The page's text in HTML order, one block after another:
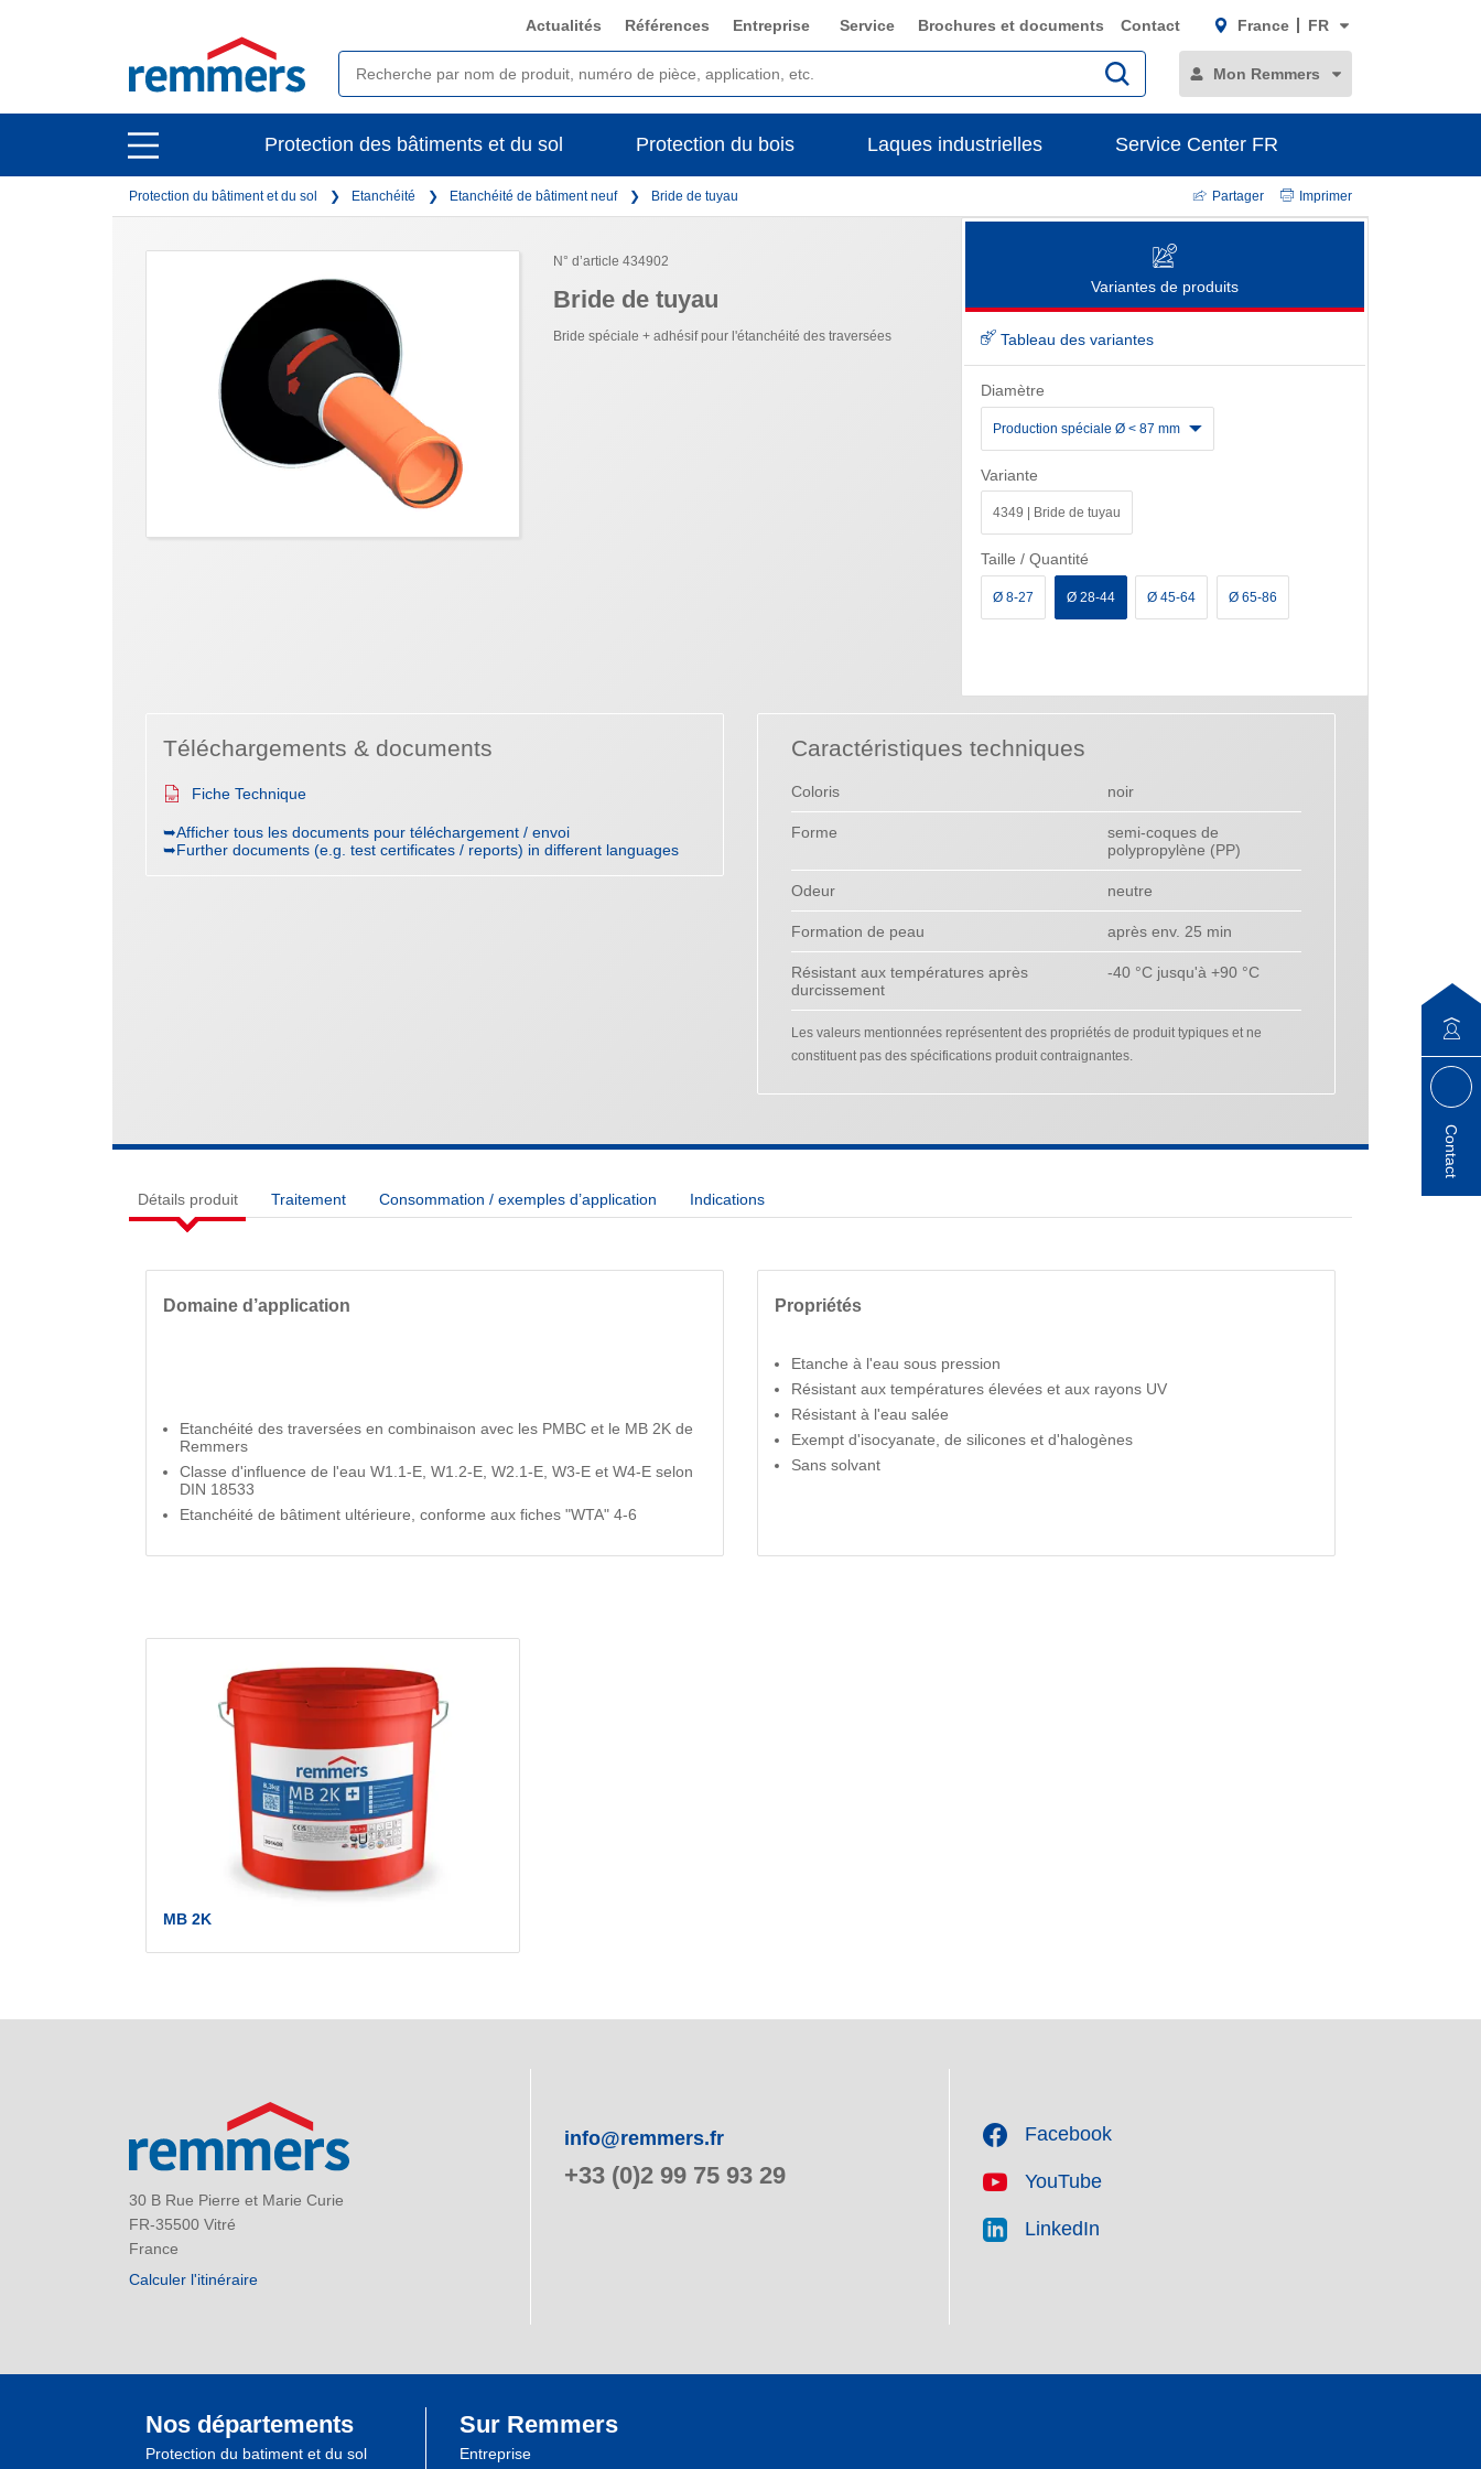
open
main
navigation
Actualités Références Entreprise Service Brochures et documents Contact France FR
Mon Remmers
open
main
Protection des bâtiments et du sol Protection du bois Laques industrielles Service Center FR
Protection du bâtiment et du sol Etanchéité Etanchéité de bâtiment neuf Bride de tuyau Partager Imprimer
N° d’article 434902
Bride de tuyau
Bride spéciale + adhésif pour l'étanchéité des traversées
Variantes de produits
Tableau des variantes
Diamètre
Production spéciale Ø < 87 mm
Variante
4349 | Bride de tuyau
Taille / Quantité
Ø 8-27 Ø 28-44 Ø 45-64 Ø 65-86
Téléchargements & documents
Fiche Technique
➥Afficher tous les documents pour téléchargement / envoi
➥Further documents (e.g. test certificates / reports) in different languages
Caractéristiques techniques
Coloris noir
Forme
semi-coques de
polypropylène (PP)
Odeur neutre
Formation de peau après env. 25 min
Résistant aux températures après
durcissement
-40 °C jusqu'à +90 °C
Les valeurs mentionnées représentent des propriétés de produit typiques et ne
constituent pas des spécifications produit contraignantes.
Détails produit Traitement Consommation / exemples d’application Indications
Domaine d’application
Etanchéité des traversées en combinaison avec les PMBC et le MB 2K de
Remmers
Classe d'influence de l'eau W1.1-E, W1.2-E, W2.1-E, W3-E et W4-E selon
DIN 18533
Etanchéité de bâtiment ultérieure, conforme aux fiches "WTA" 4-6
Propriétés
Etanche à l'eau sous pression
Résistant aux températures élevées et aux rayons UV
Résistant à l'eau salée
Exempt d'isocyanate, de silicones et d'halogènes
Sans solvant
MB 2K
30 B Rue Pierre et Marie Curie
FR-35500 Vitré
France
Calculer l'itinéraire
info@remmers.fr
+33 (0)2 99 75 93 29
Facebook
YouTube
LinkedIn
Contact
Nos départements
Protection du batiment et du sol
Sur Remmers
Entreprise